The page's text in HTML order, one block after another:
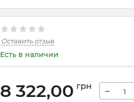
Оставить отзыв
Есть в наличии
8 322,00 грн −